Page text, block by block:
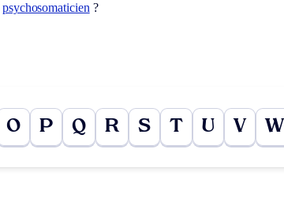
psychosomaticien ?
O P Q R S T U V W